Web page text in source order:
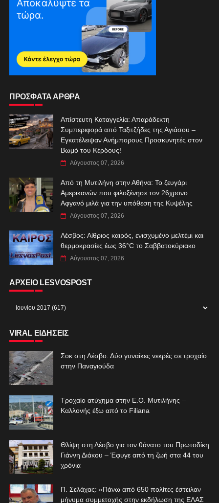
ΠΡΟΣΦΑΤΑ ΑΡΘΡΑ
Απίστευτη Καταγγελία: Απαράδεκτη
Συμπεριφορά από Ταξιτζήδες της Αγιάσου –
Εγκατέλειψαν Ανήμπορους Προσκυνητές στον
Βωμό του Κέρδους!
Αύγουστος 07, 2026
Από τη Μυτιλήνη στην Αθήνα: Το ζευγάρι
Αμερικανών που φιλοξένησε τον 26χρονο
Αφγανό μιλά για την υπόθεση της Κυψέλης
Αύγουστος 07, 2026
Λέσβος: Αίθριος καιρός, ενισχυμένο μελτέμι και
θερμοκρασίες έως 36°C το Σαββατοκύριακο
Αύγουστος 07, 2026
ΑΡΧΕΙΟ LESVOSPOST
VIRAL ΕΙΔΗΣΕΙΣ
Σοκ στη Λέσβο: Δύο γυναίκες νεκρές σε τροχαίο
στην Παναγιούδα
Τροχαίο ατύχημα στην Ε.Ο. Μυτιλήνης –
Καλλονής έξω από το Filiana
Θλίψη στη Λέσβο για τον θάνατο του Πρωτοδίκη
Γιάννη Διάκου – Έφυγε από τη ζωή στα 44 του
χρόνια
Π. Σελάχας: «Πάνω από 650 πολίτες έστειλαν
μήνυμα συμμετοχής στην εκδήλωση της ΕΛΑΣ